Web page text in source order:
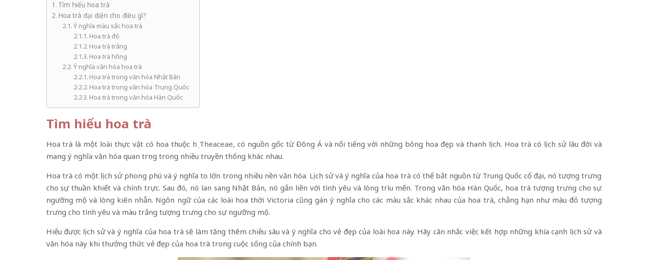
Tìm hiểu hoa trà
Hoa trà đại diện cho điều gì?
Ý nghĩa màu sắc hoa trà
Hoa trà đỏ
Hoa trà trắng
Hoa trà hồng
Ý nghĩa văn hóa hoa trà
Hoa trà trong văn hóa Nhật Bản
Hoa trà trong văn hóa Trung Quốc
Hoa trà trong văn hóa Hàn Quốc
Tìm hiểu hoa trà
Hoa trà là một loài thực vật có hoa thuộc họ Theaceae, có nguồn gốc từ Đông Á và nổi tiếng với những bông hoa đẹp và thanh lịch. Hoa trà có lịch sử lâu đời và
mang ý nghĩa văn hóa quan trọng trong nhiều truyền thống khác nhau.
Hoa trà có một lịch sử phong phú và ý nghĩa to lớn trong nhiều nền văn hóa. Lịch sử và ý nghĩa của hoa trà có thể bắt nguồn từ Trung Quốc cổ đại, nó tượng trưng
cho sự thuần khiết và chính trực. Sau đó, nó lan sang Nhật Bản, nó gắn liền với tình yêu và lòng trìu mến. Trong văn hóa Hàn Quốc, hoa trà tượng trưng cho sự
ngưỡng mộ và lòng kiên nhẫn. Ngôn ngữ của các loài hoa thời Victoria cũng gán ý nghĩa cho các màu sắc khác nhau của hoa trà, chẳng hạn như màu đỏ tượng
trưng cho tình yêu và màu trắng tượng trưng cho sự ngưỡng mộ.
Hiểu được lịch sử và ý nghĩa của hoa trà sẽ làm tăng thêm chiều sâu và ý nghĩa cho vẻ đẹp của loài hoa này. Hãy cân nhắc việc kết hợp những khía cạnh lịch sử và
văn hóa này khi thưởng thức vẻ đẹp của hoa trà trong cuộc sống của chính bạn.